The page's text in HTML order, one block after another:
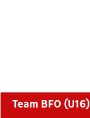
Team BFO (U16)